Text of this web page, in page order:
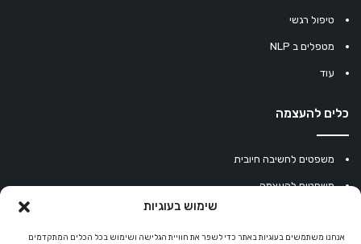
שימוש בעוגיות
אנחנו משתמשים בעוגיות באתר כדי לשפר את חוויית הגלישה ושימוש בכל הכלים המתקדמים
טיפול רגשי
מטפלים ב NLP
עוד
כלים להעצמה
משפטים לחשיבה חיובית
משפטים להעצמה
מחשבון נומרולוגיה